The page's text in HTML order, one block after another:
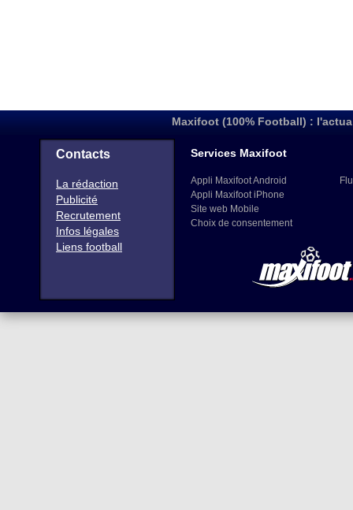
Maxifoot (100% Football) :
Contacts
La rédaction
Publicité
Recrutement
Infos légales
Liens football
Services Maxifoot
Appli Maxifoot Android
Appli Maxifoot iPhone
Site web Mobile
Choix de consentement